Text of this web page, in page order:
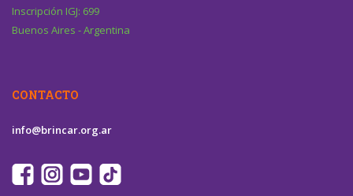
Inscripción IGJ: 699
Buenos Aires - Argentina
CONTACTO
info@brincar.org.ar